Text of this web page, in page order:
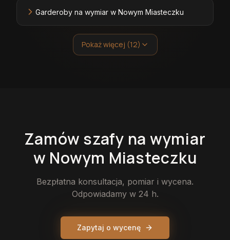
Garderoby na wymiar w Nowym Miasteczku
Pokaż więcej (12)
Zamów szafy na wymiar
w Nowym Miasteczku
Bezpłatna konsultacja, pomiar i wycena.
Odpowiadamy w 24 h.
Zapytaj o wycenę